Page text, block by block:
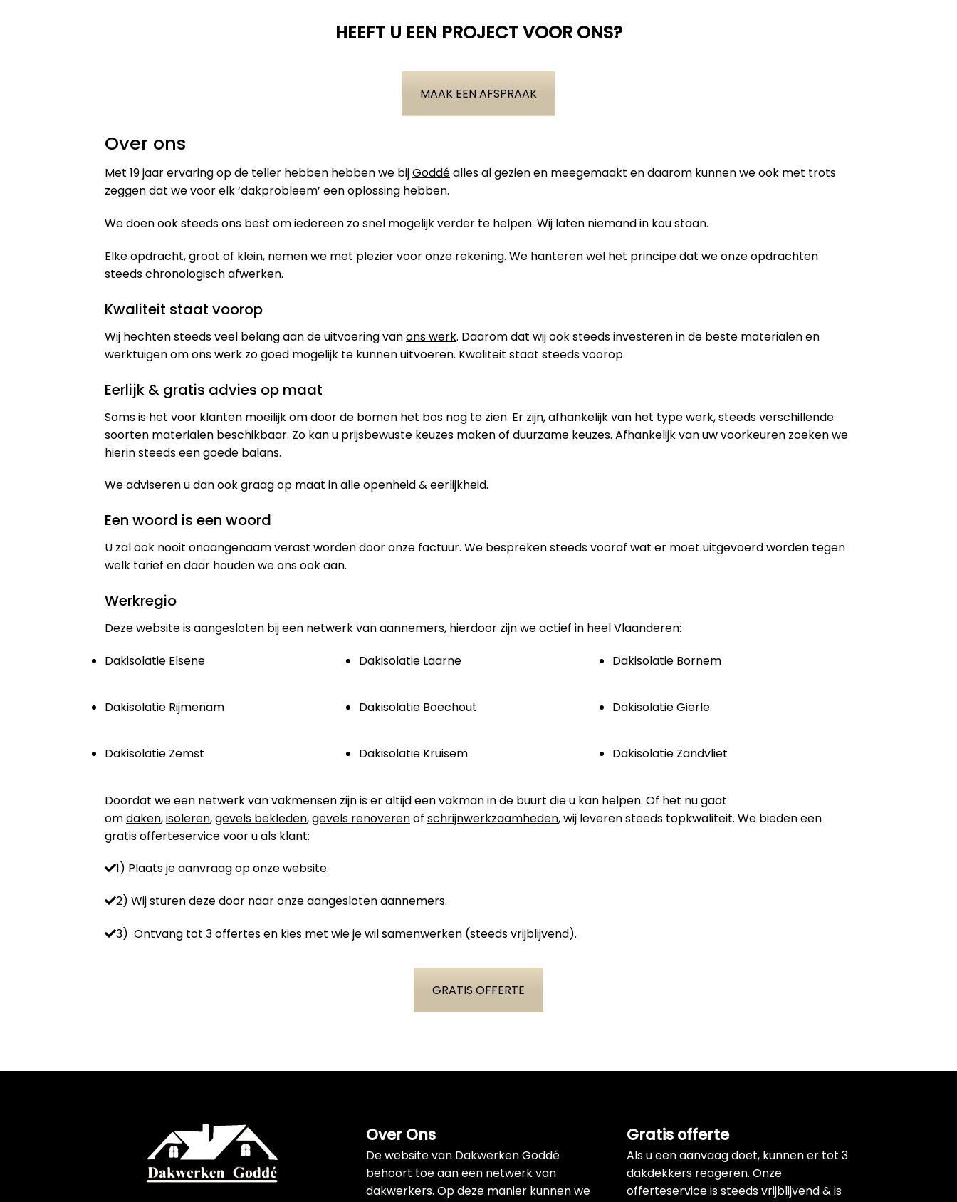
HEEFT U EEN PROJECT VOOR ONS?
MAAK EEN AFSPRAAK
Over ons
Met 19 jaar ervaring op de teller hebben hebben we bijGoddéalles al gezien en meegemaakt en daarom kunnen we ook met trots
zeggen dat we voor elk ‘dakprobleem’ een oplossing hebben.
We doen ook steeds ons best om iedereen zo snel mogelijk verder te helpen. Wij laten niemand in kou staan.
Elke opdracht, groot of klein, nemen we met plezier voor onze rekening. We hanteren wel het principe dat we onze opdrachten
steeds chronologisch afwerken.
Kwaliteit staat voorop
Wij hechten steeds veel belang aan de uitvoering vanons werk. Daarom dat wij ook steeds investeren in de beste materialen en
werktuigen om ons werk zo goed mogelijk te kunnen uitvoeren. Kwaliteit staat steeds voorop.
Eerlijk & gratis advies op maat
Soms is het voor klanten moeilijk om door de bomen het bos nog te zien. Er zijn, afhankelijk van het type werk, steeds verschillende
soorten materialen beschikbaar. Zo kan u prijsbewuste keuzes maken of duurzame keuzes. Afhankelijk van uw voorkeuren zoeken we
hierin steeds een goede balans.
We adviseren u dan ook graag op maat in alle openheid & eerlijkheid.
Een woord is een woord
U zal ook nooit onaangenaam verast worden door onze factuur. We bespreken steeds vooraf wat er moet uitgevoerd worden tegen
welk tarief en daar houden we ons ook aan.
Werkregio
Deze website is aangesloten bij een netwerk van aannemers, hierdoor zijn we actief in heel Vlaanderen:
Dakisolatie Elsene
Dakisolatie Laarne Dakisolatie Bornem
Dakisolatie Rijmenam Dakisolatie Boechout Dakisolatie Gierle
Dakisolatie Zemst Dakisolatie Kruisem Dakisolatie Zandvliet
Doordat we een netwerk van vakmensen zijn is er altijd een vakman in de buurt die u kan helpen. Of het nu gaat
omdaken,isoleren,gevels bekleden,gevels renoverenof schrijnwerkzaamheden, wij leveren steeds topkwaliteit. We bieden een
gratis offerteservice voor u als klant:
1) Plaats je aanvraag op onze website.
2) Wij sturen deze door naar onze aangesloten aannemers.
3) Ontvang tot 3 offertes en kies met wie je wil samenwerken (steeds vrijblijvend).
GRATIS OFFERTE
Over Ons
De website van Dakwerken Goddé
behoort toe aan een netwerk van
dakwerkers. Op deze manier kunnen we
Gratis offerte
Als u een aanvaag doet, kunnen er tot 3
dakdekkers reageren. Onze
offerteservice is steeds vrijblijvend & is